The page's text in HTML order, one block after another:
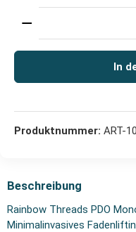
Produkt Anzahl:
In
Produktnummer: ART-
Beschreibung
Rainbow Threads PDO
Minimalinvasives